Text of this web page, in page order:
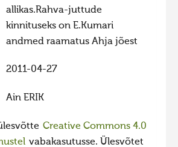
2011
2008
allikas.Rahva-juttude
kinnituseks on E.Kumari
andmed raamatus Ahja jõest
2011-04-27
Ain ERIK
Creative Commons 4.0
vabakasutusse. Ülesvõtet